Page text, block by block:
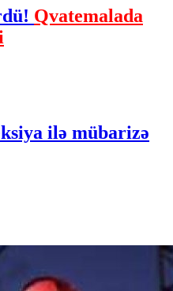
Qvatemalada
ilə mübarizə